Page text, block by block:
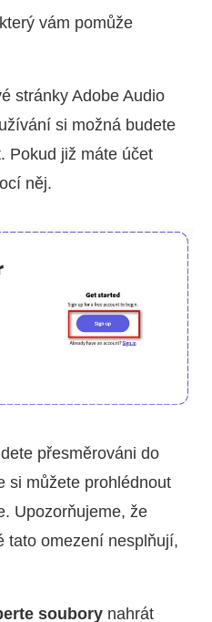
vám pomůže
stránky Adobe Audio
si možná budete
Pokud již máte účet
něj.
přesměrováni do
si můžete prohlédnout
Upozorňujeme, že
tato omezení nesplňují,
soubory nahrát